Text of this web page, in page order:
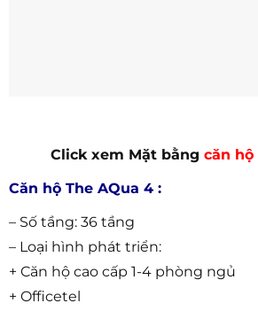
Click xem Mặt bằng căn hộ
Căn hộ The AQua 4 :
– Số tầng: 36 tầng
– Loại hình phát triển:
+ Căn hộ cao cấp 1-4 phòng ngủ
+ Officetel